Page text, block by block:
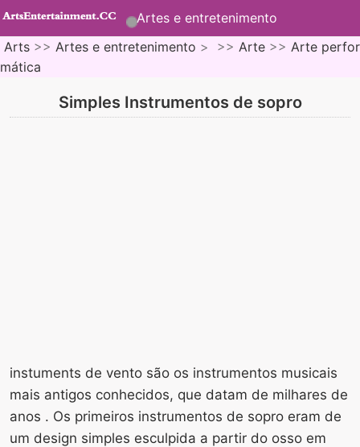
Artes e entretenimento
Arts >> Artes e entretenimento > >> Arte >> Arte perfor
mática
Simples Instrumentos de sopro
instuments de vento são os instrumentos musicais
mais antigos conhecidos, que datam de milhares de
anos . Os primeiros instrumentos de sopro eram de
um design simples esculpida a partir do osso em